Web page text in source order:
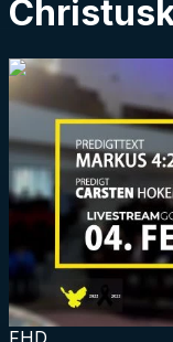
1:32:15
FHD